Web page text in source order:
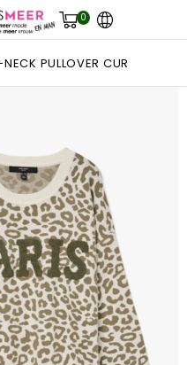
0
PULLOVER CUR